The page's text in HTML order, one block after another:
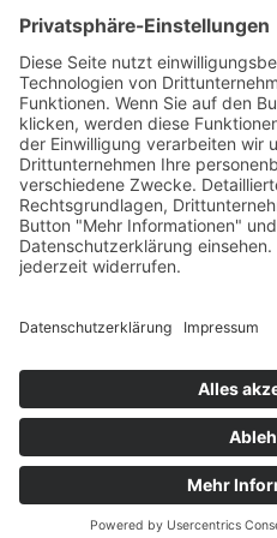
Allgemeine
Datenschutz
Impressum
©